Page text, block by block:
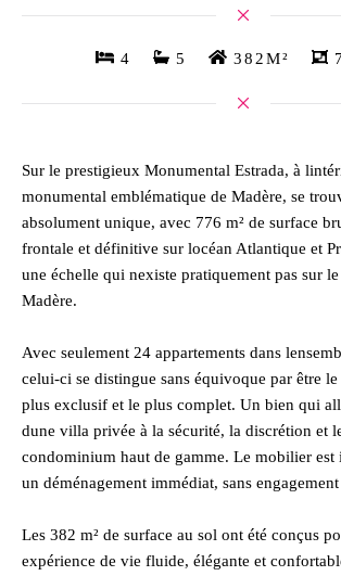
4 5 382M²
Sur le prestigieux Monumental Estrada, à
monumental emblématique de Madère, se
absolument unique, avec 776 m² de surface
frontale et définitive sur locéan Atlantique et
une échelle qui nexiste pratiquement pas sur
Madère.
Avec seulement 24 appartements dans
celui-ci se distingue sans équivoque par être
plus exclusif et le plus complet. Un bien qui
dune villa privée à la sécurité, la discrétion et
condominium haut de gamme. Le mobilier est
un déménagement immédiat, sans
Les 382 m² de surface au sol ont été conçus
expérience de vie fluide, élégante et